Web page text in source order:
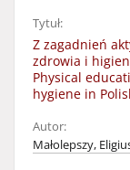
Tytuł:
Z zagadnień
zdrowia i
Physical
hygiene in
Autor:
Małolepszy,